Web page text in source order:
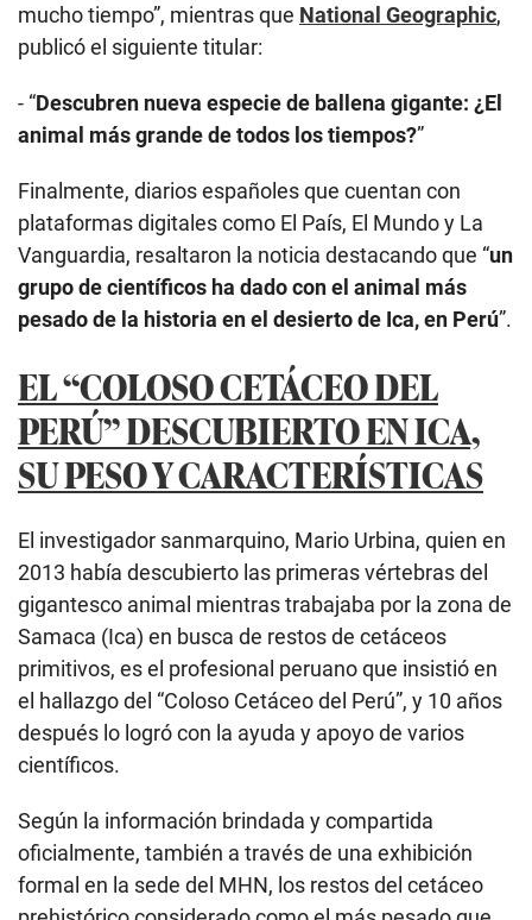
mucho tiempo”, mientras que National Geographic,
publicó el siguiente titular:
- “Descubren nueva especie de ballena gigante: ¿El
animal más grande de todos los tiempos?”
Finalmente, diarios españoles que cuentan con
plataformas digitales como El País, El Mundo y La
Vanguardia, resaltaron la noticia destacando que “un
grupo de científicos ha dado con el animal más
pesado de la historia en el desierto de Ica, en Perú”.
EL “COLOSO CETÁCEO DEL
PERÚ” DESCUBIERTO EN ICA,
SU PESO Y CARACTERÍSTICAS
El investigador sanmarquino, Mario Urbina, quien en
2013 había descubierto las primeras vértebras del
gigantesco animal mientras trabajaba por la zona de
Samaca (Ica) en busca de restos de cetáceos
primitivos, es el profesional peruano que insistió en
el hallazgo del “Coloso Cetáceo del Perú”, y 10 años
después lo logró con la ayuda y apoyo de varios
científicos.
Según la información brindada y compartida
oficialmente, también a través de una exhibición
formal en la sede del MHN, los restos del cetáceo